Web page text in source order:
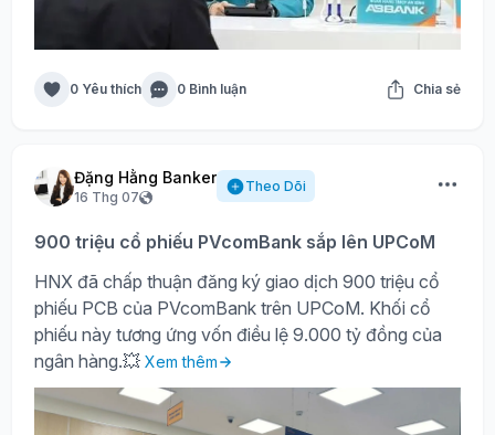
0 Yêu thích 0 Bình luận Chia sẻ
Đặng Hằng Banker
16 Thg 07
Theo Dõi
900 triệu cổ phiếu PVcomBank sắp lên UPCoM
HNX đã chấp thuận đăng ký giao dịch 900 triệu cổ
phiếu PCB của PVcomBank trên UPCoM. Khối cổ
phiếu này tương ứng vốn điều lệ 9.000 tỷ đồng của
ngân hàng.💥 Xem thêm